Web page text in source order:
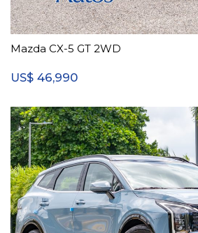
Mazda CX-5 GT 2WD
US$ 46,990